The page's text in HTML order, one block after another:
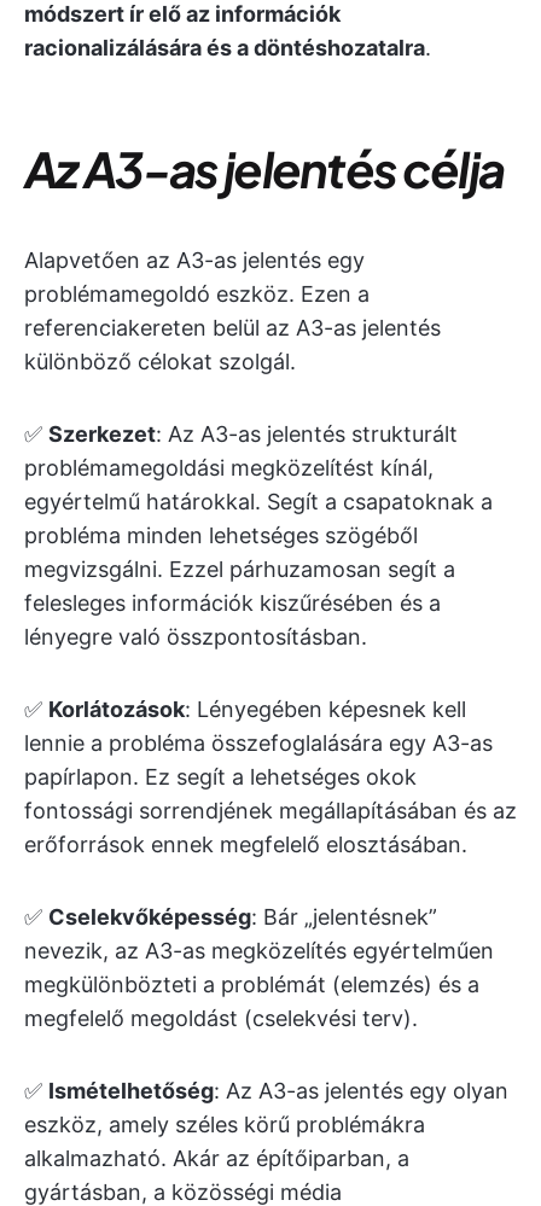
módszert ír elő az információk
racionalizálására és a döntéshozatalra.
Az A3-as jelentés célja
Alapvetően az A3-as jelentés egy
problémamegoldó eszköz. Ezen a
referenciakereten belül az A3-as jelentés
különböző célokat szolgál.
✅ Szerkezet: Az A3-as jelentés strukturált
problémamegoldási megközelítést kínál,
egyértelmű határokkal. Segít a csapatoknak a
probléma minden lehetséges szögéből
megvizsgálni. Ezzel párhuzamosan segít a
felesleges információk kiszűrésében és a
lényegre való összpontosításban.
✅ Korlátozások: Lényegében képesnek kell
lennie a probléma összefoglalására egy A3-as
papírlapon. Ez segít a lehetséges okok
fontossági sorrendjének megállapításában és az
erőforrások ennek megfelelő elosztásában.
✅ Cselekvőképesség: Bár „jelentésnek”
nevezik, az A3-as megközelítés egyértelműen
megkülönbözteti a problémát (elemzés) és a
megfelelő megoldást (cselekvési terv).
✅ Ismételhetőség: Az A3-as jelentés egy olyan
eszköz, amely széles körű problémákra
alkalmazható. Akár az építőiparban, a
gyártásban, a közösségi média